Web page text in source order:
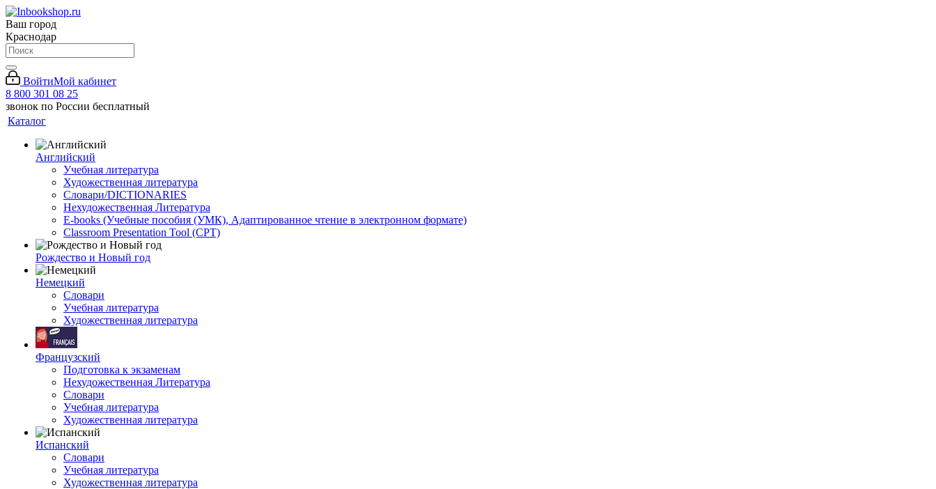
Ваш город
Краснодар
ВойтиМой кабинет
8 800 301 08 25
звонок по России бесплатный
Каталог
Английский
Учебная литература
Художественная литература
Словари/DICTIONARIES
Нехудожественная Литература
E-books (Учебные пособия (УМК), Адаптированное чтение в электронном формате)
Classroom Presentation Tool (CPT)
Рождество и Новый год
Немецкий
Словари
Учебная литература
Художественная литература
Французский
Подготовка к экзаменам
Нехудожественная Литература
Словари
Учебная литература
Художественная литература
Испанский
Словари
Учебная литература
Художественная литература